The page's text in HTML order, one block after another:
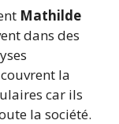
Mathilde
dans des
la
car ils
la société.